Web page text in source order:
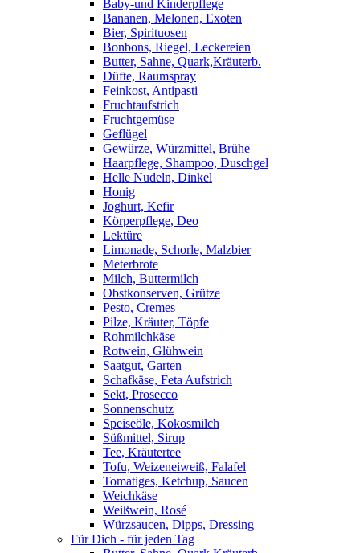
Baby-und Kinderpflege
Bananen, Melonen, Exoten
Bier, Spirituosen
Bonbons, Riegel, Leckereien
Butter, Sahne, Quark,Kräuterb.
Düfte, Raumspray
Feinkost, Antipasti
Fruchtaufstrich
Fruchtgemüse
Geflügel
Gewürze, Würzmittel, Brühe
Haarpflege, Shampoo, Duschgel
Helle Nudeln, Dinkel
Honig
Joghurt, Kefir
Körperpflege, Deo
Lektüre
Limonade, Schorle, Malzbier
Meterbrote
Milch, Buttermilch
Obstkonserven, Grütze
Pesto, Cremes
Pilze, Kräuter, Töpfe
Rohmilchkäse
Rotwein, Glühwein
Saatgut, Garten
Schafkäse, Feta Aufstrich
Sekt, Prosecco
Sonnenschutz
Speiseöle, Kokosmilch
Süßmittel, Sirup
Tee, Kräutertee
Tofu, Weizeneiweiß, Falafel
Tomatiges, Ketchup, Saucen
Weichkäse
Weißwein, Rosé
Würzsaucen, Dipps, Dressing
Für Dich - für jeden Tag